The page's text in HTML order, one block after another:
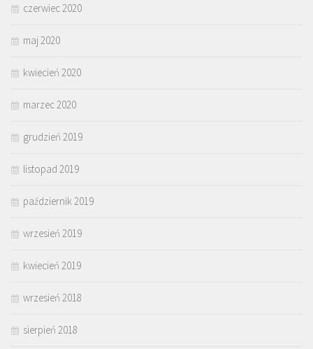
czerwiec 2020
maj 2020
kwiecień 2020
marzec 2020
grudzień 2019
listopad 2019
październik 2019
wrzesień 2019
kwiecień 2019
wrzesień 2018
sierpień 2018